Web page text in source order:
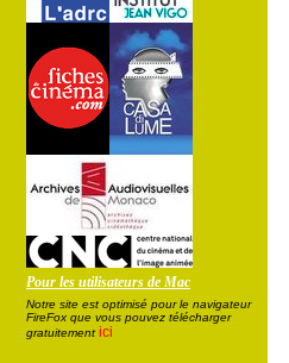
Pour les utilisateurs de Mac
Notre site est optimisé pour le navigateur
FireFox que vous pouvez télécharger
gratuitement ici